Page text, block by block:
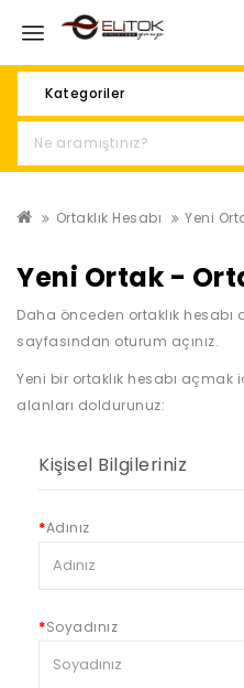
Kategoriler
Ortaklık Hesabı Yeni
Yeni Ortak -
Daha önceden ortaklık hesabı
sayfasından oturum açınız.
Yeni bir ortaklık hesabı açmak
alanları doldurunuz:
Kişisel Bilgileriniz
Adınız
Soyadınız